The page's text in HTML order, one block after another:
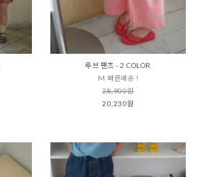
루브 팬츠 - 2 COLOR
M 빠른배송 !
28,900원
20,230원